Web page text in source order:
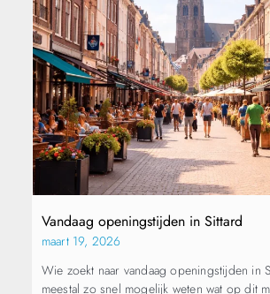
Vandaag openingstijden in Sittard
maart 19, 2026
Wie zoekt naar vandaag openingstijden in
meestal zo snel mogelijk weten wat op dit